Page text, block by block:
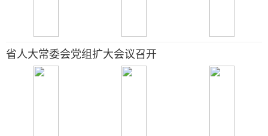
省人大常委会党组扩大会议召开